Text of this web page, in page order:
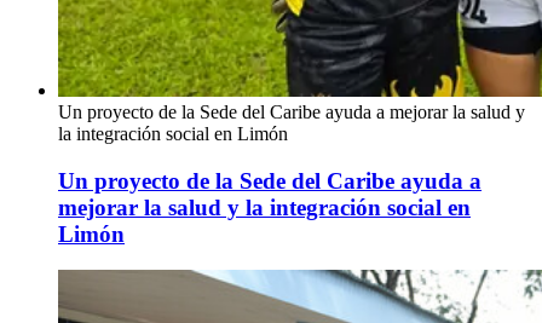
Un proyecto de la Sede del Caribe ayuda a mejorar la salud y
la integración social en Limón
Un proyecto de la Sede del Caribe ayuda a
mejorar la salud y la integración social en
Limón